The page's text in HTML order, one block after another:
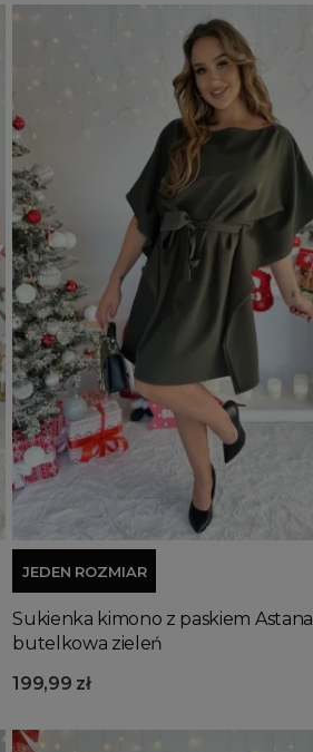
Dodaj do koszyka
JEDEN ROZMIAR
Sukienka kimono z paskiem Astana
butelkowa zieleń
199,99 zł